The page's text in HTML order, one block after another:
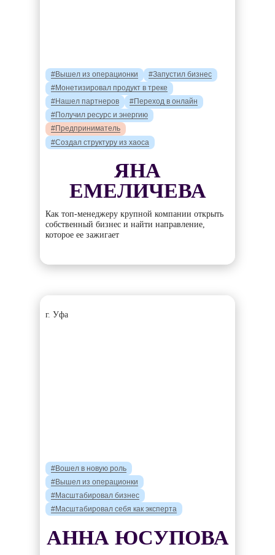
#Вышел из операционки
#Запустил бизнес
#Монетизировал продукт в треке
#Нашел партнеров
#Переход в онлайн
#Получил ресурс и энергию
#Предприниматель
#Создал структуру из хаоса
ЯНА
ЕМЕЛИЧЕВА
Как топ-менеджеру крупной компании открыть
собственный бизнес и найти направление,
которое ее зажигает
г. Уфа
#Вошел в новую роль
#Вышел из операционки
#Масштабировал бизнес
#Масштабировал себя как эксперта
АННА ЮСУПОВА